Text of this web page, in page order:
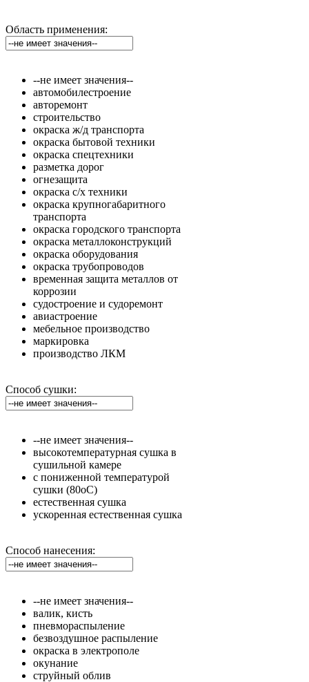
Область применения:
--не имеет значения--
автомобилестроение
авторемонт
строительство
окраска ж/д транспорта
окраска бытовой техники
окраска спецтехники
разметка дорог
огнезащита
окраска с/х техники
окраска крупногабаритного
транспорта
окраска городского транспорта
окраска металлоконструкций
окраска оборудования
окраска трубопроводов
временная защита металлов от
коррозии
судостроение и судоремонт
авиастроение
мебельное производство
маркировка
производство ЛКМ
Способ сушки:
--не имеет значения--
высокотемпературная сушка в
сушильной камере
с пониженной температурой
сушки (80оС)
естественная сушка
ускоренная естественная сушка
Способ нанесения:
--не имеет значения--
валик, кисть
пневмораспыление
безвоздушное распыление
окраска в электрополе
окунание
струйный облив